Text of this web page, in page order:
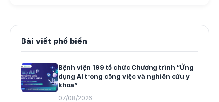
Bài viết phổ biến
Bệnh viện 199 tổ chức Chương trình “Ứng
dụng AI trong công việc và nghiên cứu y
khoa”
07/08/2026